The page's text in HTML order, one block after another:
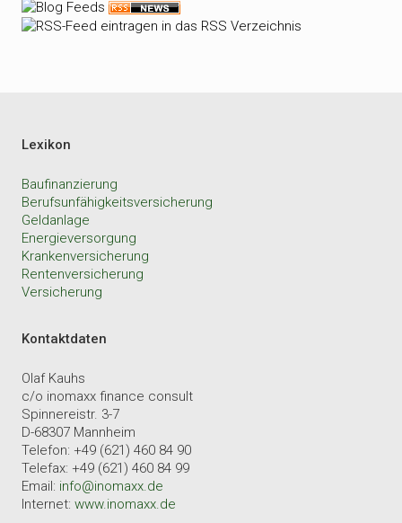
Lexikon
Baufinanzierung
Berufsunfähigkeitsversicherung
Geldanlage
Energieversorgung
Krankenversicherung
Rentenversicherung
Versicherung
Kontaktdaten
Olaf Kauhs
c/o inomaxx finance consult
Spinnereistr. 3-7
D-68307 Mannheim
Telefon: +49 (621) 460 84 90
Telefax: +49 (621) 460 84 99
Email: info@inomaxx.de
Internet: www.inomaxx.de